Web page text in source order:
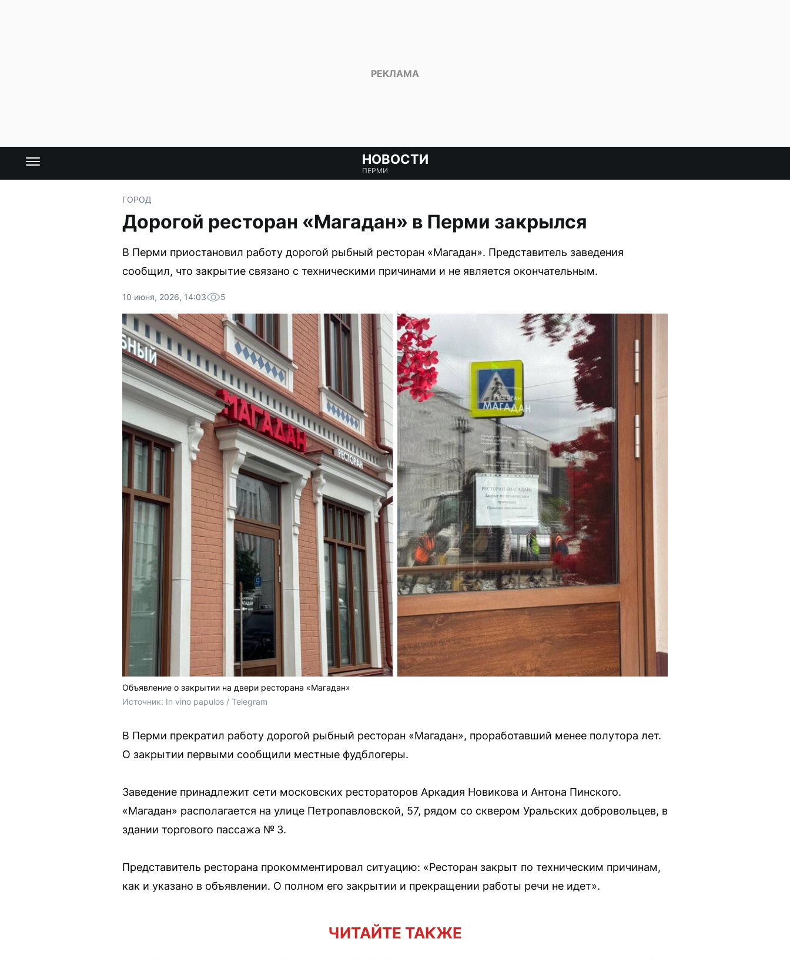
НОВОСТИ
ПЕРМИ
ГОРОД
Дорогой ресторан «Магадан» в Перми закрылся
В Перми приостановил работу дорогой рыбный ресторан «Магадан». Представитель заведения
сообщил, что закрытие связано с техническими причинами и не является окончательным.
10 июня, 2026, 14:03 5
Объявление о закрытии на двери ресторана «Магадан»
Источник: In vino papulos / Telegram
В Перми прекратил работу дорогой рыбный ресторан «Магадан», проработавший менее полутора лет.
О закрытии первыми сообщили местные фудблогеры.
Заведение принадлежит сети московских рестораторов Аркадия Новикова и Антона Пинского.
«Магадан» располагается на улице Петропавловской, 57, рядом со сквером Уральских добровольцев, в
здании торгового пассажа № 3.
Представитель ресторана прокомментировал ситуацию: «Ресторан закрыт по техническим причинам,
как и указано в объявлении. О полном его закрытии и прекращении работы речи не идет».
ЧИТАЙТЕ ТАКЖЕ